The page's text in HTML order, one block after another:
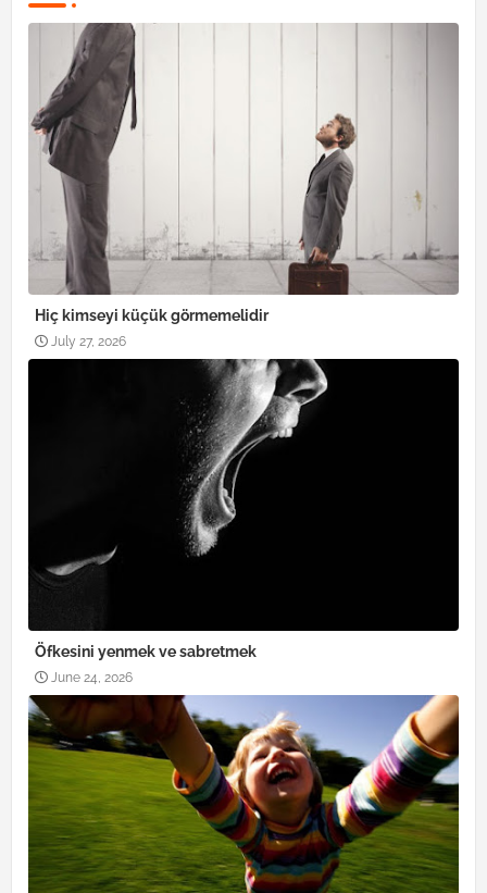
Hiç kimseyi küçük görmemelidir
July 27, 2026
Öfkesini yenmek ve sabretmek
June 24, 2026